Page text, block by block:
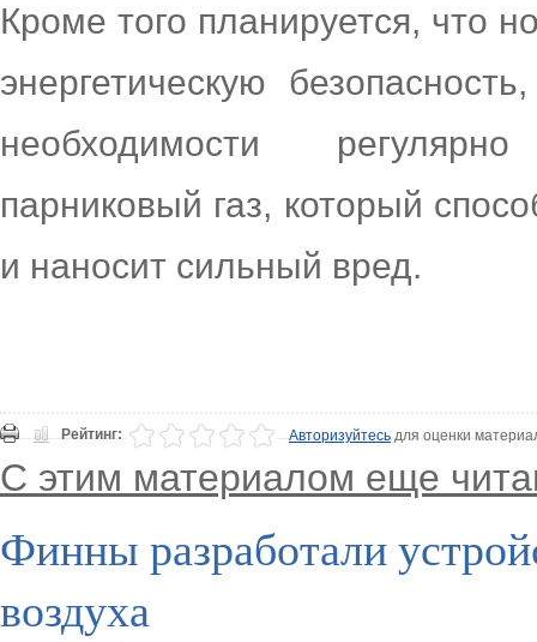
Кроме того планируется, что
энергетическую
необходимости
парниковый газ, который
и наносит сильный вред.
Рейтинг: Авторизуйтесьдля оценки
С этим материалом еще
Финны разработали
воздуха